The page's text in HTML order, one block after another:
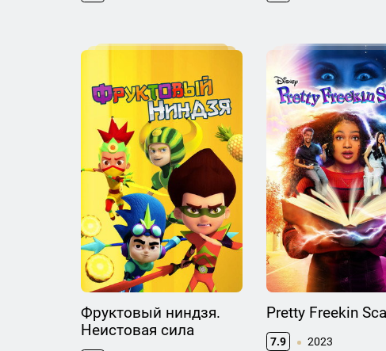
Фруктовый ниндзя.
Неистовая сила
Pretty Freekin
7.9 2023